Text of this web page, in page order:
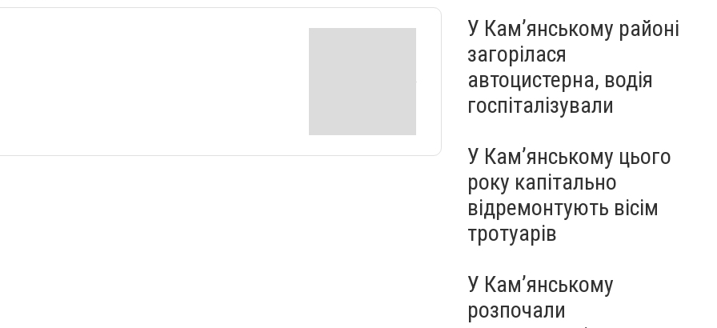
У Кам’янському районі
загорілася
автоцистерна, водія
госпіталізували
У Кам’янському цього
року капітально
відремонтують вісім
тротуарів
У Кам’янському
розпочали